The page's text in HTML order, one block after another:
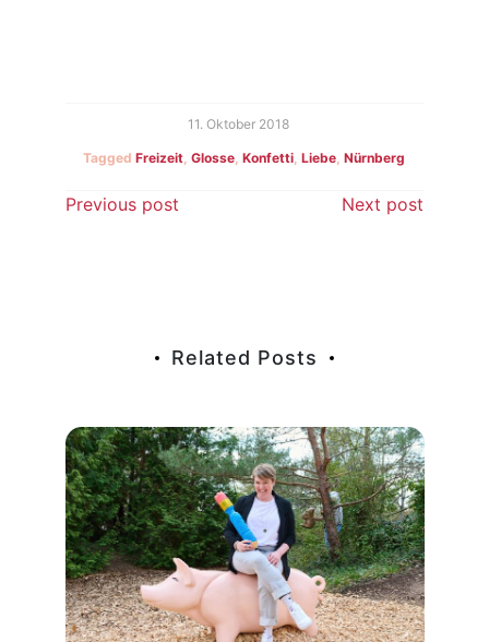
11. Oktober 2018
TaggedFreizeit,Glosse,Konfetti,Liebe,Nürnberg
Beitragsnavigation
Previous post Next post
Related Posts